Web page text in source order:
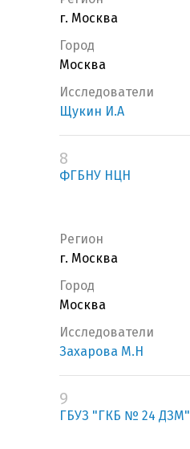
г. Москва
Город
Москва
Исследователи
Щукин И.А
8
ФГБНУ НЦН
Регион
г. Москва
Город
Москва
Исследователи
Захарова М.Н
9
ГБУЗ "ГКБ № 24 ДЗМ"